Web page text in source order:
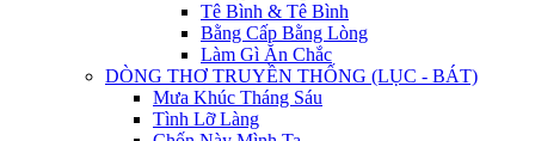
Tê Bình & Tê Bình
Bằng Cấp Bằng Lòng
Làm Gì Ăn Chắc
DÒNG THƠ TRUYỀN THỐNG (LỤC - BÁT)
Mưa Khúc Tháng Sáu
Tình Lỡ Làng